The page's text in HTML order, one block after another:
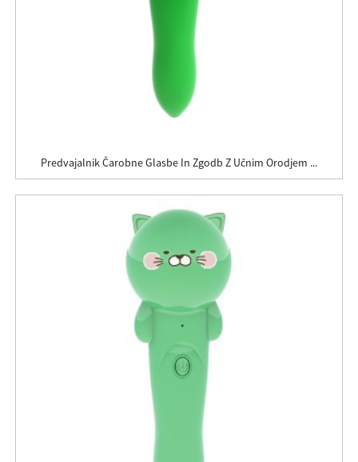
Predvajalnik Čarobne Glasbe In Zgodb Z Učnim Orodjem ...